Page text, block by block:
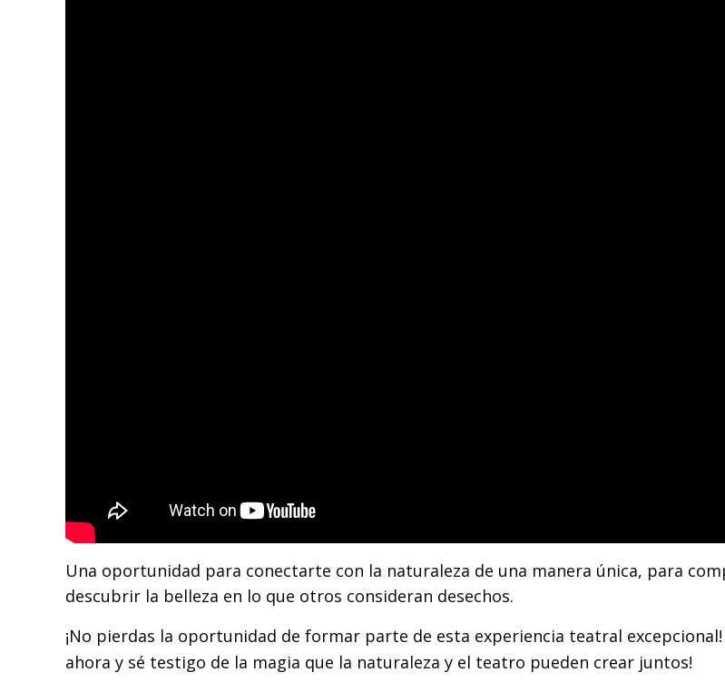
Una oportunidad para conectarte con la naturaleza de una manera única, para
descubrir la belleza en lo que otros consideran desechos.
¡No pierdas la oportunidad de formar parte de esta experiencia teatral excepcional!
ahora y sé testigo de la magia que la naturaleza y el teatro pueden crear juntos!